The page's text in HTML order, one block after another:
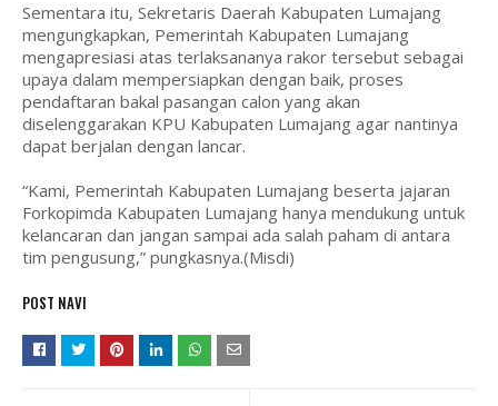
Sementara itu, Sekretaris Daerah Kabupaten Lumajang
mengungkapkan, Pemerintah Kabupaten Lumajang
mengapresiasi atas terlaksananya rakor tersebut sebagai
upaya dalam mempersiapkan dengan baik, proses
pendaftaran bakal pasangan calon yang akan
diselenggarakan KPU Kabupaten Lumajang agar nantinya
dapat berjalan dengan lancar.
“Kami, Pemerintah Kabupaten Lumajang beserta jajaran
Forkopimda Kabupaten Lumajang hanya mendukung untuk
kelancaran dan jangan sampai ada salah paham di antara
tim pengusung,” pungkasnya.(Misdi)
POST NAVI